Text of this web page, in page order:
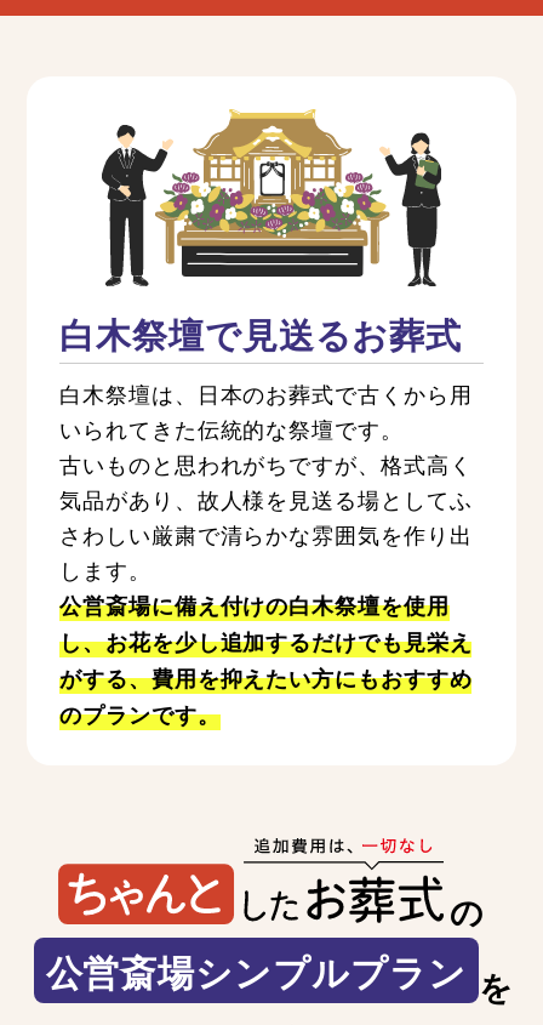
白木祭壇で見送るお葬式
白木祭壇は、日本のお葬式で古くから用
いられてきた伝統的な祭壇です。
古いものと思われがちですが、格式高く
気品があり、故人様を見送る場としてふ
さわしい厳粛で清らかな雰囲気を作り出
します。
公営斎場に備え付けの白木祭壇を使用
し、お花を少し追加するだけでも見栄え
がする、費用を抑えたい方にもおすすめ
のプランです。
の
公営斎場シンプルプラン を